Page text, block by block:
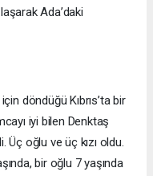
Ada’daki
için döndüğü Kıbrıs’ta bir
iyi bilen Denktaş
Üç oğlu ve üç kızı oldu.
bir oğlu 7 yaşında